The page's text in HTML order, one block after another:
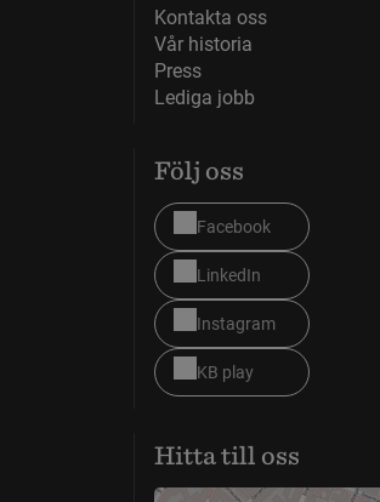
Kontakta oss
Vår historia
Press
Lediga jobb
Följ oss
Facebook
LinkedIn
Instagram
KB play
Hitta till oss